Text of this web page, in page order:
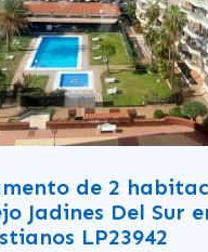
de 2
Jadines Del Sur
LP23942